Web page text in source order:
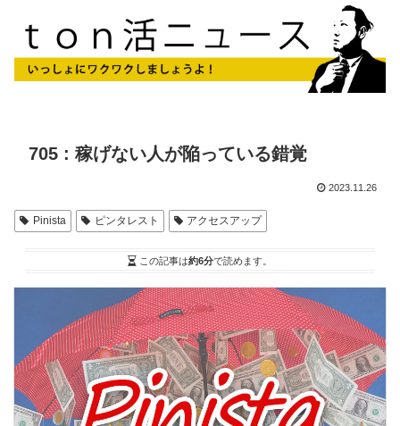
705 : 稼げない人が陥っている錯覚
2023.11.26
Pinista ピンタレスト アクセスアップ
この記事は約6分で読めます。